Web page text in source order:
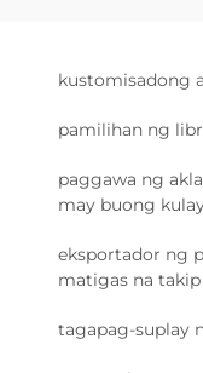
kustomisadong
pamilihan ng
paggawa ng
may buong
eksportador ng
matigas na takip
tagapag-suplay